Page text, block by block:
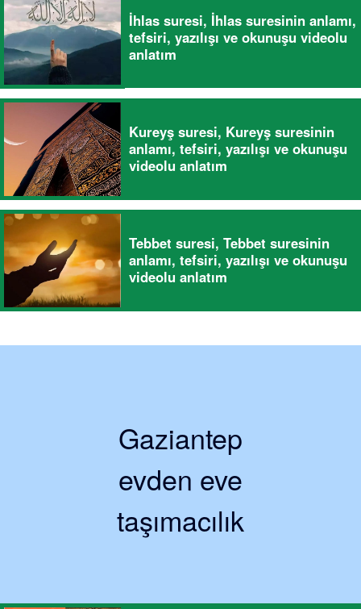
İhlas suresi, İhlas suresinin anlamı,
tefsiri, yazılışı ve okunuşu videolu
anlatım
Kureyş suresi, Kureyş suresinin
anlamı, tefsiri, yazılışı ve okunuşu
videolu anlatım
Tebbet suresi, Tebbet suresinin
anlamı, tefsiri, yazılışı ve okunuşu
videolu anlatım
Gaziantep
evden eve
taşımacılık